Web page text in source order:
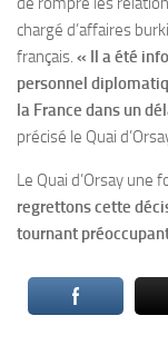
chargé d’affaires
français. « Il a été
personnel
la France dans un
précisé le Quai
Le Quai d’Orsay une
regrettons cette
tournant